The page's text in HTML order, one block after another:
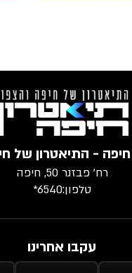
- התיאטרון של
רח׳ פבזנר 50, חיפה
טלפון:6540*
עקבו אחרינו